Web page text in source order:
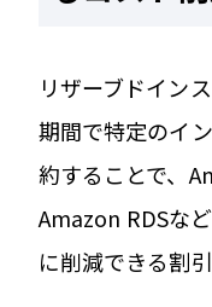
リザーブドイン
期間で特定のイ
約することで、
Amazon RDSな
に削減できる割引